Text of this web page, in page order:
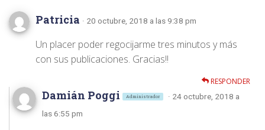
Patricia · 20 octubre, 2018 a las 9:38 pm
Un placer poder regocijarme tres minutos y más
con sus publicaciones. Gracias!!
RESPONDER
Damián Poggi Administrador
· 24 octubre, 2018 a
las 6:55 pm